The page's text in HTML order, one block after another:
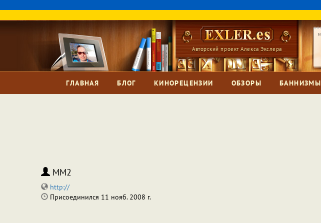
Авторский проект Алекса Экслера
ГЛАВНАЯ БЛОГ КИНОРЕЦЕНЗИИ ОБЗОРЫ БАННИЗМЫ
MM2
http://
Присоединился 11 нояб. 2008 г.